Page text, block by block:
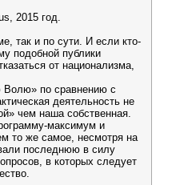
2015 год.
так и по сути. И если кто-
подобной публики
от национализма,
Волю» по сравнению с
деятельность не
чем наша собственная.
максимум и
то же самое, несмотря на
последнюю в силу
в которых следует